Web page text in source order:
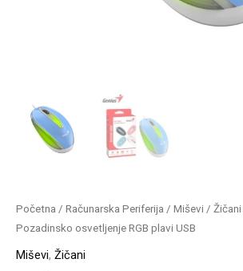
Početna / Računarska Periferija / Miševi / Žičani
Pozadinsko osvetljenje RGB plavi USB
Miševi, Žičani